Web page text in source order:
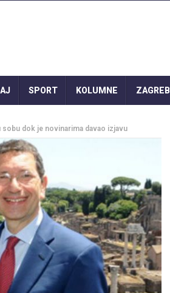
SPORT KOLUMNE ZAGREB
sobu dok je novinarima davao izjavu